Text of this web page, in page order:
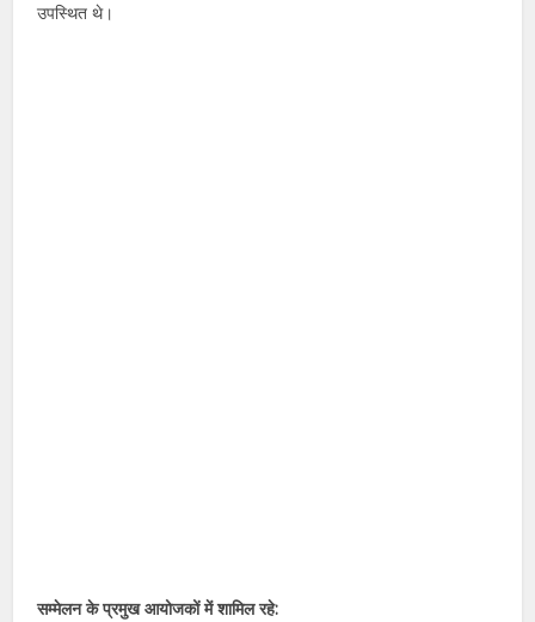
उपस्थित थे।
सम्मेलन के प्रमुख आयोजकों में शामिल रहे: